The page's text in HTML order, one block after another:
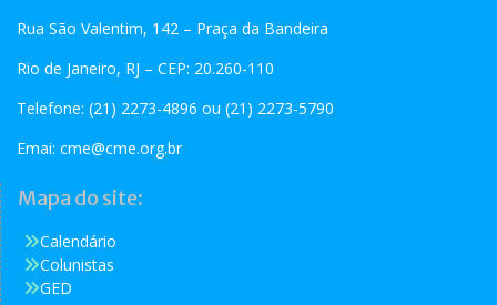
Rua São Valentim, 142 – Praça da Bandeira
Rio de Janeiro, RJ – CEP: 20.260-110
Telefone: (21) 2273-4896 ou (21) 2273-5790
Emai: cme@cme.org.br
Mapa do site:
Calendário
Colunistas
GED